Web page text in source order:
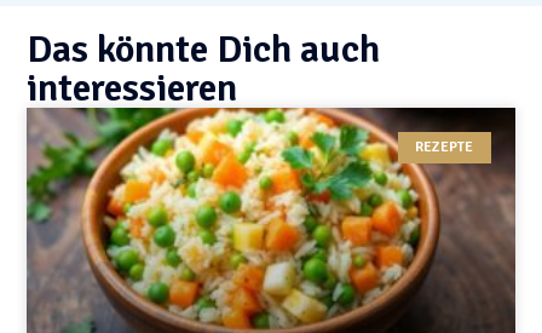
Das könnte Dich auch
interessieren
REZEPTE